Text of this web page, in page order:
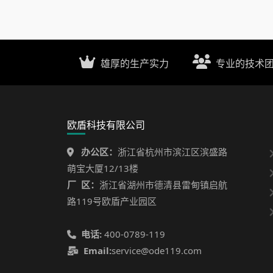
雄厚的生产实力 专业的技术
欧盾科技有限公司
办公区： 浙江省杭州市滨江区滨盛路
萌宝大厦12/13楼
厂 区： 浙江省湖州市德清县雷甸镇启航
路119号欧盾产业园区
电话: 400-0789-119
Email:service@ode119.com